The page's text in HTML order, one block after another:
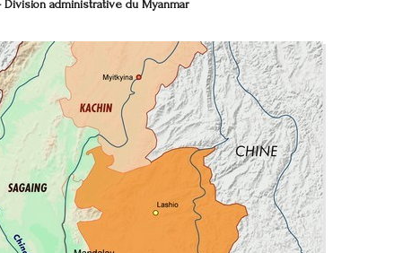
Division administrative du Myanmar